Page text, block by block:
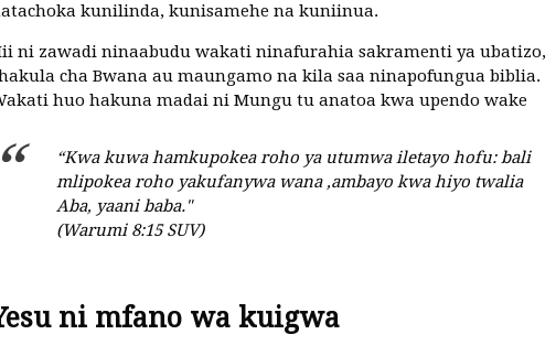
kunilinda, kunisamehe na kuniinua.
ni zawadi ninaabudu wakati ninafurahia sakramenti ya ubatizo,
cha Bwana au maungamo na kila saa ninapofungua biblia.
huo hakuna madai ni Mungu tu anatoa kwa upendo wake
“Kwa kuwa hamkupokea roho ya utumwa iletayo hofu: bali
mlipokea roho yakufanywa wana ,ambayo kwa hiyo twalia
Aba, yaani baba."
(Warumi 8:15 SUV)
ni mfano wa kuigwa